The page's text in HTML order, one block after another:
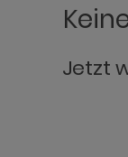
Jetzt